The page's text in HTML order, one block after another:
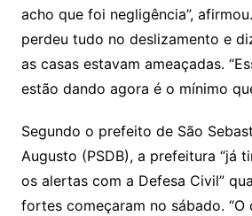
acho que foi negligência”,
perdeu tudo no deslizamento e
as casas estavam ameaçadas.
estão dando agora é o mínimo
Segundo o prefeito de São
Augusto (PSDB), a prefeitura “já
os alertas com a Defesa Civil”
fortes começaram no sábado. “O